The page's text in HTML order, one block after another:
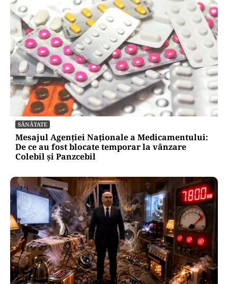
SĂNĂTATE
Mesajul Agenției Naționale a Medicamentului:
De ce au fost blocate temporar la vânzare
Colebil și Panzcebil